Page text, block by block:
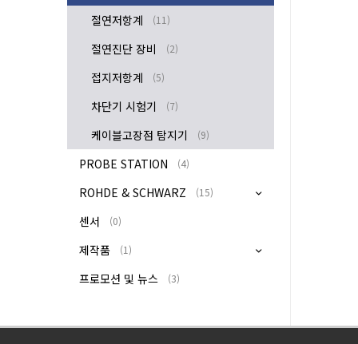
절연저항계 (11)
절연진단 장비 (2)
접지저항계 (5)
차단기 시험기 (7)
케이블고장점 탐지기 (9)
PROBE STATION (4)
ROHDE & SCHWARZ (15)
센서 (0)
제작품 (1)
프로모션 및 뉴스 (3)